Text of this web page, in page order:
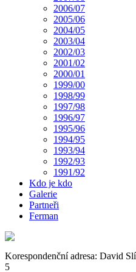
2006/07
2005/06
2004/05
2003/04
2002/03
2001/02
2000/01
1999/00
1998/99
1997/98
1996/97
1995/96
1994/95
1993/94
1992/93
1991/92
Kdo je kdo
Galerie
Partneři
Ferman
Korespondenční adresa: David
5